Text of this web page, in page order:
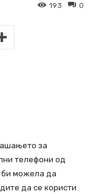
0
193
за
телефони од
би можела да
да се користи